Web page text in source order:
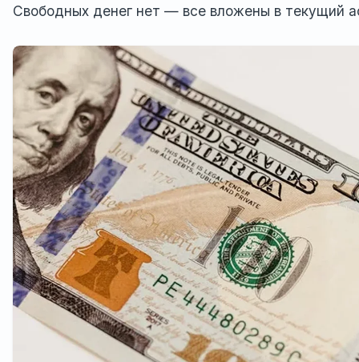
Свободных денег нет — все вложены в текущий